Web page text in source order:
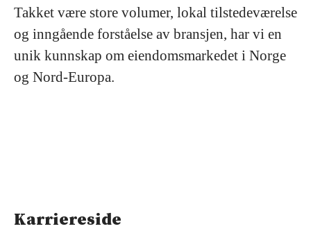
Takket være store volumer, lokal tilstedeværelse
og inngående forståelse av bransjen, har vi en
unik kunnskap om eiendomsmarkedet i Norge
og Nord-Europa.
Karriereside